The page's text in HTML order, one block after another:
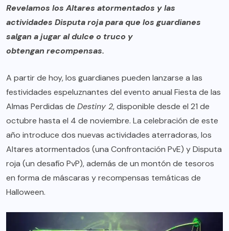
Revelamos los Altares atormentados y las
actividades Disputa roja para que los guardianes
salgan a jugar al dulce o truco y
obtengan recompensas.
A partir de hoy, los guardianes pueden lanzarse a las
festividades espeluznantes del evento anual Fiesta de las
Almas Perdidas de Destiny 2, disponible desde el 21 de
octubre hasta el 4 de noviembre. La celebración de este
año introduce dos nuevas actividades aterradoras, los
Altares atormentados (una Confrontación PvE) y Disputa
roja (un desafío PvP), además de un montón de tesoros
en forma de máscaras y recompensas temáticas de
Halloween.